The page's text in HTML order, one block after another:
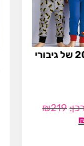
פיגמות לילדים 2026 של גיבורי
₪219